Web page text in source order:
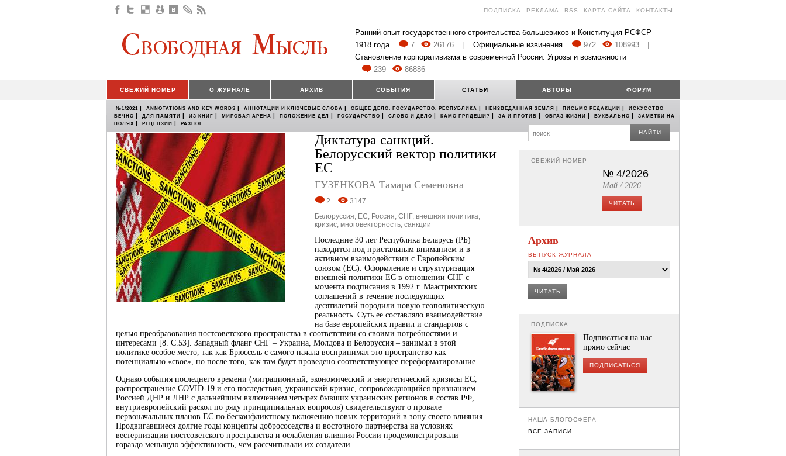
ПОДПИСКА РЕКЛАМА RSS КАРТА САЙТА КОНТАКТЫ
Ранний опыт государственного строительства большевиков и Конституция РСФСР
1918 года
7 26176 Официальные извинения 972 108993
Становление корпоративизма в современной России. Угрозы и возможности
239
86886
СВЕЖИЙ НОМЕР О ЖУРНАЛЕ АРХИВ СОБЫТИЯ СТАТЬИ АВТОРЫ ФОРУМ
№1/2021 | ANNOTATIONS AND KEY WORDS | АННОТАЦИИ И КЛЮЧЕВЫЕ СЛОВА | ОБЩЕЕ ДЕЛО, ГОСУДАРСТВО, РЕСПУБЛИКА | НЕИЗВЕДАННАЯ ЗЕМЛЯ | ПИСЬМО РЕДАКЦИИ |
ИСКУССТВО
ВЕЧНО | ДЛЯ ПАМЯТИ | ИЗ КНИГ | МИРОВАЯ АРЕНА | ПОЛОЖЕНИЕ ДЕЛ | ГОСУДАРСТВО | СЛОВО И ДЕЛО | КАМО ГРЯДЕШИ? | ЗА И ПРОТИВ | ОБРАЗ ЖИЗНИ | БУКВАЛЬНО |
ЗАМЕТКИ НА
ПОЛЯХ | РЕЦЕНЗИИ | РАЗНОЕ
Диктатура санкций.
Белорусский вектор политики
ЕС
ГУЗЕНКОВА Тамара Семеновна
2
3147
Белоруссия, ЕС, Россия, СНГ, внешняя политика,
кризис, многовекторность, санкции
Последние 30 лет Республика Беларусь (РБ)
находится под пристальным вниманием и в
активном взаимодействии с Европейским
союзом (ЕС). Оформление и структуризация
внешней политики ЕС в отношении СНГ с
момента подписания в 1992 г. Маастрихтских
соглашений в течение последующих
десятилетий породили новую геополитическую
реальность. Суть ее составляло взаимодействие
на базе европейских правил и стандартов с
целью преобразования постсоветского пространства в соответствии со своими потребностями и
интересами [8. С.53]. Западный фланг СНГ ‒ Украина, Молдова и Белоруссия ‒ занимал в этой
политике особое место, так как Брюссель с самого начала воспринимал это пространство как
потенциально «свое», но после того, как там будет проведено соответствующее переформатирование
Однако события последнего времени (миграционный, экономический и энергетический кризисы ЕС,
распространение COVID-19 и его последствия, украинский кризис, сопровождающийся признанием
Россией ДНР и ЛНР с дальнейшим включением четырех бывших украинских регионов в состав РФ,
внутриевропейский раскол по ряду принципиальных вопросов) свидетельствуют о провале
первоначальных планов ЕС по бесконфликтному включению новых территорий в зону своего влияния.
Продвигавшиеся долгие годы концепты добрососедства и восточного партнерства на условиях
вестернизации постсоветского пространства и ослабления влияния России продемонстрировали
гораздо меньшую эффективность, чем рассчитывали их создатели.
НАЙТИ
СВЕЖИЙ НОМЕР
№ 4/2026
Май / 2026
ЧИТАТЬ
Архив
ВЫПУСК ЖУРНАЛА
ЧИТАТЬ
ПОДПИСКА
Подписаться на нас
прямо сейчас
ПОДПИСАТЬСЯ
НАША БЛОГОСФЕРА
ВСЕ ЗАПИСИ